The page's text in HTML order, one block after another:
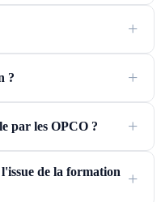
?
par les OPCO ?
de la formation